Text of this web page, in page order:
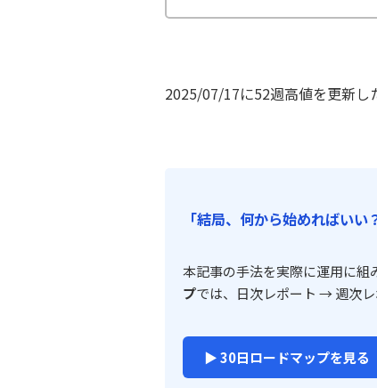
2025/07/17に52週高値を更新し
「結局、何から始めればい
本記事の手法を実際に運用に組
プでは、日次レポート → 週次
▶ 30日ロードマップを見る